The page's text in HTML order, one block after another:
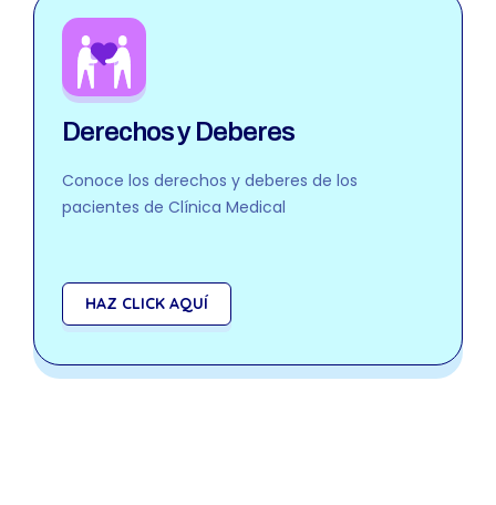
Derechos y Deberes
Conoce los derechos y deberes de los
pacientes de Clínica Medical
HAZ CLICK AQUÍ